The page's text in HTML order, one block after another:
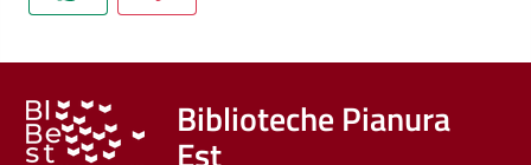
e
Biblioteche Pianura